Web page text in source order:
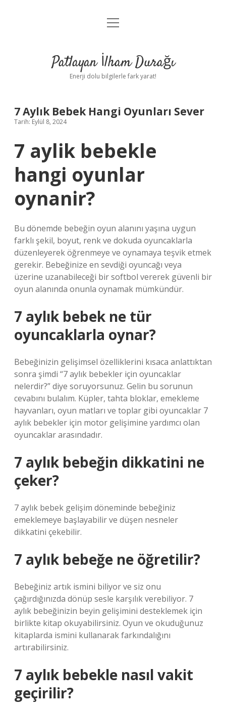
Anasayfa
Yasal Uyarı
menüyü
Patlayan İlham Durağı
Enerji dolu bilgilerle fark yarat!
7 Aylık Bebek Hangi Oyunları Sever
Tarih: Eylül 8, 2024
7 aylik bebekle
hangi oyunlar
oynanir?
Bu dönemde bebeğin oyun alanını yaşına uygun
farklı şekil, boyut, renk ve dokuda oyuncaklarla
düzenleyerek öğrenmeye ve oynamaya teşvik etmek
gerekir. Bebeğinize en sevdiği oyuncağı veya
üzerine uzanabileceği bir softbol vererek güvenli bir
oyun alanında onunla oynamak mümkündür.
7 aylık bebek ne tür
oyuncaklarla oynar?
Bebeğinizin gelişimsel özelliklerini kısaca anlattıktan
sonra şimdi “7 aylık bebekler için oyuncaklar
nelerdir?” diye soruyorsunuz. Gelin bu sorunun
cevabını bulalım. Küpler, tahta bloklar, emekleme
hayvanları, oyun matları ve toplar gibi oyuncaklar 7
aylık bebekler için motor gelişimine yardımcı olan
oyuncaklar arasındadır.
7 aylık bebeğin dikkatini ne
çeker?
7 aylık bebek gelişim döneminde bebeğiniz
emeklemeye başlayabilir ve düşen nesneler
dikkatini çekebilir.
7 aylık bebeğe ne öğretilir?
Bebeğiniz artık ismini biliyor ve siz onu
çağırdığınızda dönüp sesle karşılık verebiliyor. 7
aylık bebeğinizin beyin gelişimini desteklemek için
birlikte kitap okuyabilirsiniz. Oyun ve okuduğunuz
kitaplarda ismini kullanarak farkındalığını
artırabilirsiniz.
7 aylık bebekle nasıl vakit
geçirilir?